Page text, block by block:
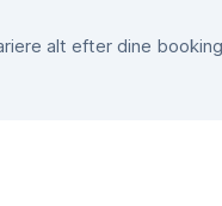
alt efter dine